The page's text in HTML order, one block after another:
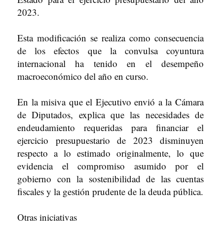
2023.
Esta modificación se realiza como consecuencia
de los efectos que la convulsa coyuntura
internacional ha tenido en el desempeño
macroeconómico del año en curso.
En la misiva que el Ejecutivo envió a la Cámara
de Diputados, explica que las necesidades de
endeudamiento requeridas para financiar el
ejercicio presupuestario de 2023 disminuyen
respecto a lo estimado originalmente, lo que
evidencia el compromiso asumido por el
gobierno con la sostenibilidad de las cuentas
fiscales y la gestión prudente de la deuda pública.
Otras iniciativas